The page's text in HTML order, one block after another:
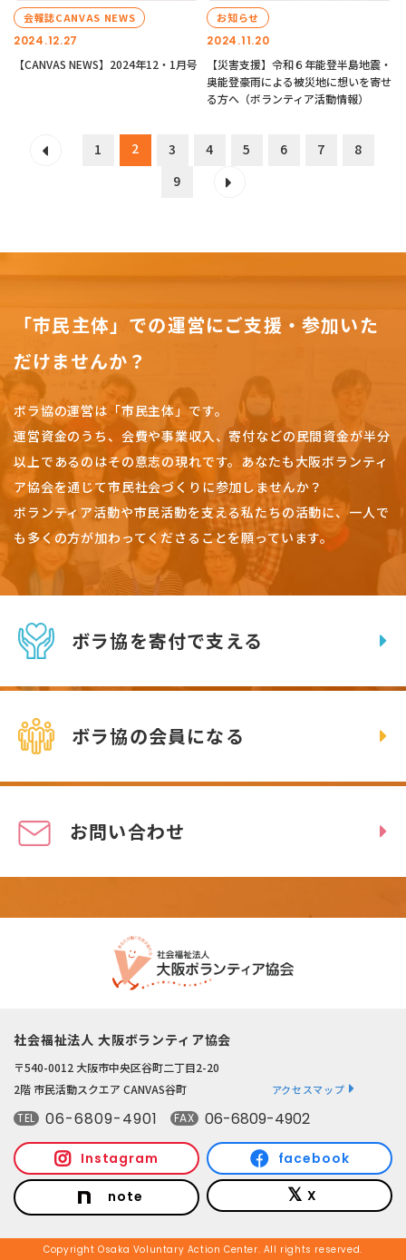
2024.12.27
会報誌CANVAS NEWS
【CANVAS NEWS】2024年12・1月号
2024.11.20
お知らせ
【災害支援】令和６年能登半島地震・
奥能登豪雨による被災地に想いを寄せ
る方へ（ボランティア活動情報）
1 2 3 4 5 6 7
8
9
「市民主体」での運営にご支援・参加いた
だけませんか？
ボラ協の運営は「市民主体」です。
運営資金のうち、会費や事業収入、寄付などの民間資金が半分
以上であるのはその意志の現れです。 あなたも大阪ボランティ
ア協会を通じて市民社会づくりに参加しませんか？
ボランティア活動や市民活動を支える私たちの活動に、一人で
も多くの方が加わってくださることを願っています。
ボラ協を寄付で支える
ボラ協の会員になる
お問い合わせ
社会福祉法人 大阪ボランティア協会
〒540-0012 大阪市中央区谷町二丁目2-20
2階 市民活動スクエア CANVAS谷町
アクセスマップ
TEL 06-6809-4901 FAX 06-6809-4902
Instagram facebook
note X
Copyright Osaka Voluntary Action Center. All rights reserved.